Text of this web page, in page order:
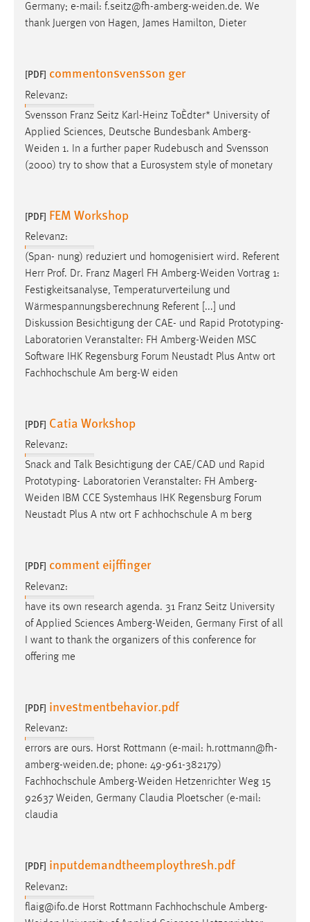
Germany; e-mail: f.seitz@fh-amberg-weiden.de. We
thank Juergen von Hagen, James Hamilton, Dieter
[PDF] commentonsvensson ger
Relevanz:
Svensson Franz Seitz Karl-Heinz ToÈdter* University of
Applied Sciences, Deutsche Bundesbank Amberg-
Weiden 1. In a further paper Rudebusch and Svensson
(2000) try to show that a Eurosystem style of monetary
[PDF] FEM Workshop
Relevanz:
(Span- nung) reduziert und homogenisiert wird. Referent
Herr Prof. Dr. Franz Magerl FH Amberg-Weiden Vortrag 1:
Festigkeitsanalyse, Temperaturverteilung und
Wärmespannungsberechnung Referent [...] und
Diskussion Besichtigung der CAE- und Rapid Prototyping-
Laboratorien Veranstalter: FH Amberg-Weiden MSC
Software IHK Regensburg Forum Neustadt Plus Antw ort
Fachhochschule Am berg-W eiden
[PDF] Catia Workshop
Relevanz:
Snack and Talk Besichtigung der CAE/CAD und Rapid
Prototyping- Laboratorien Veranstalter: FH Amberg-
Weiden IBM CCE Systemhaus IHK Regensburg Forum
Neustadt Plus A ntw ort F achhochschule A m berg
[PDF] comment eijffinger
Relevanz:
have its own research agenda. 31 Franz Seitz University
of Applied Sciences Amberg-Weiden, Germany First of all
I want to thank the organizers of this conference for
offering me
[PDF] investmentbehavior.pdf
Relevanz:
errors are ours. Horst Rottmann (e-mail: h.rottmann@fh-
amberg-weiden.de; phone: 49-961-382179)
Fachhochschule Amberg-Weiden Hetzenrichter Weg 15
92637 Weiden, Germany Claudia Ploetscher (e-mail:
claudia
[PDF] inputdemandtheemploythresh.pdf
Relevanz:
flaig@ifo.de Horst Rottmann Fachhochschule Amberg-
MibewSessionID, MIBEW_UserID, mibew_locale, mibew-
chat-frame-style-5e9dbeb1811c0446
Zweck:
Wird benötigt um die Chatfunktion nutzen zu können.
Cookie Laufzeit:
Login
Name:
fe_user, be_user, be_lastLoginProvider
Zweck:
Dieser Cookie ist notwendig um sich an der Website
einloggen zu können.
Cookie Laufzeit:
STATISTIK
Statistik Cookies erfassen Informationen anonym.
Diese Informationen helfen uns zu verstehen, wie
unsere Besucher unsere Website nutzen.
_pk_ref, _pk_cvar, _pk_id, _pk_ses
Zugriffsstatistik
Cookie Laufzeit:
MARKETING
Marketing Cookies werden von Drittanbietern
verwendet, um personalisierte Werbung anzuzeigen.
Sie tun dies, indem sie Besucher über Websites
hinweg verfolgen.
Google Ads
Google Ireland Limited